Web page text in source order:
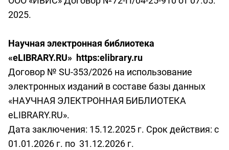
2025.
Научная электронная библиотека
«eLIBRARY.RU» https:elibrary.ru
Договор № SU-353/2026 на использование
электронных изданий в составе базы данных
«НАУЧНАЯ ЭЛЕКТРОННАЯ БИБЛИОТЕКА
eLIBRARY.RU».
Дата заключения: 15.12.2025 г. Срок действия: с
01.01.2026 г. по 31.12.2026 г.